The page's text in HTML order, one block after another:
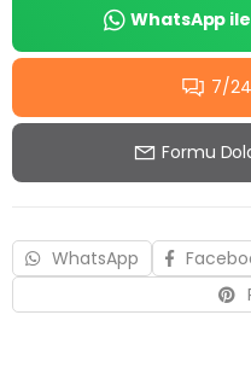
WhatsApp
7/
Formu
WhatsApp